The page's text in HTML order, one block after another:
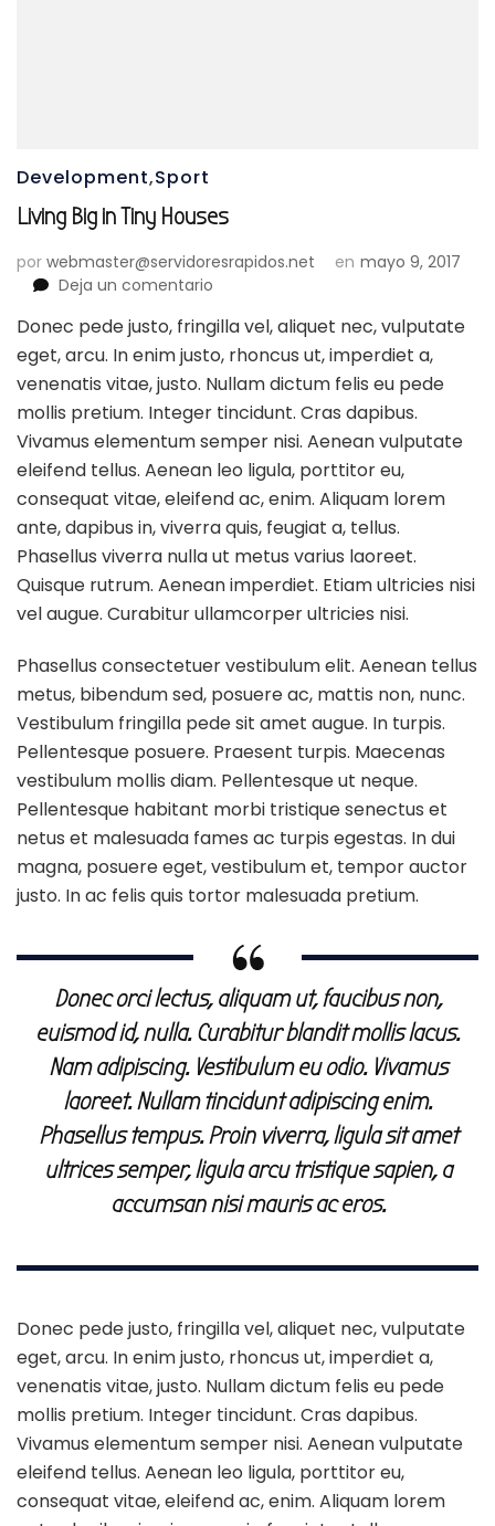
Development,Sport
Living Big in Tiny Houses
por webmaster@servidoresrapidos.net en mayo 9, 2017
Deja un comentario
Big
in
Tiny
Houses
Donec pede justo, fringilla vel, aliquet nec, vulputate
eget, arcu. In enim justo, rhoncus ut, imperdiet a,
venenatis vitae, justo. Nullam dictum felis eu pede
mollis pretium. Integer tincidunt. Cras dapibus.
Vivamus elementum semper nisi. Aenean vulputate
eleifend tellus. Aenean leo ligula, porttitor eu,
consequat vitae, eleifend ac, enim. Aliquam lorem
ante, dapibus in, viverra quis, feugiat a, tellus.
Phasellus viverra nulla ut metus varius laoreet.
Quisque rutrum. Aenean imperdiet. Etiam ultricies nisi
vel augue. Curabitur ullamcorper ultricies nisi.
Phasellus consectetuer vestibulum elit. Aenean tellus
metus, bibendum sed, posuere ac, mattis non, nunc.
Vestibulum fringilla pede sit amet augue. In turpis.
Pellentesque posuere. Praesent turpis. Maecenas
vestibulum mollis diam. Pellentesque ut neque.
Pellentesque habitant morbi tristique senectus et
netus et malesuada fames ac turpis egestas. In dui
magna, posuere eget, vestibulum et, tempor auctor
justo. In ac felis quis tortor malesuada pretium.
Donec orci lectus, aliquam ut, faucibus non,
euismod id, nulla. Curabitur blandit mollis lacus.
Nam adipiscing. Vestibulum eu odio. Vivamus
laoreet. Nullam tincidunt adipiscing enim.
Phasellus tempus. Proin viverra, ligula sit amet
ultrices semper, ligula arcu tristique sapien, a
accumsan nisi mauris ac eros.
Donec pede justo, fringilla vel, aliquet nec, vulputate
eget, arcu. In enim justo, rhoncus ut, imperdiet a,
venenatis vitae, justo. Nullam dictum felis eu pede
mollis pretium. Integer tincidunt. Cras dapibus.
Vivamus elementum semper nisi. Aenean vulputate
eleifend tellus. Aenean leo ligula, porttitor eu,
consequat vitae, eleifend ac, enim. Aliquam lorem